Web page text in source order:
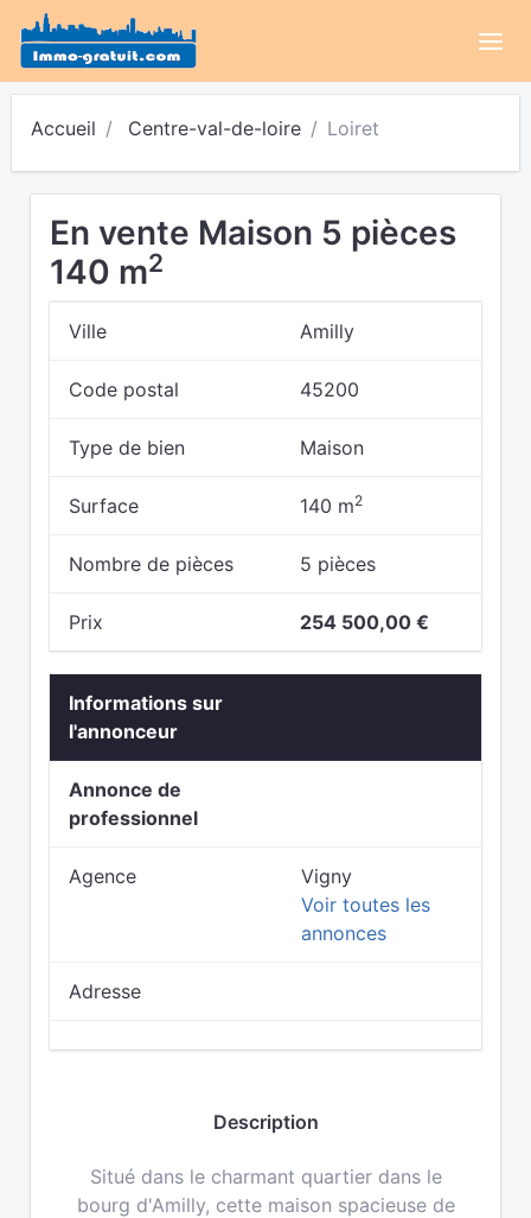
Accueil Centre-val-de-loire Loiret
En vente Maison 5 pièces
140 m2
Ville Amilly
Code postal 45200
Type de bien Maison
Surface 140 m2
Nombre de pièces 5 pièces
Prix 254 500,00 €
Informations sur
l'annonceur
Annonce de
professionnel
Agence
Vigny
Voir toutes les
annonces
Adresse
Description
Situé dans le charmant quartier dans le
bourg d'Amilly, cette maison spacieuse de